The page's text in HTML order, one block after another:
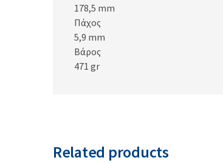
178,5 mm
Πάχος
5,9 mm
Βάρος
471 gr
Related products